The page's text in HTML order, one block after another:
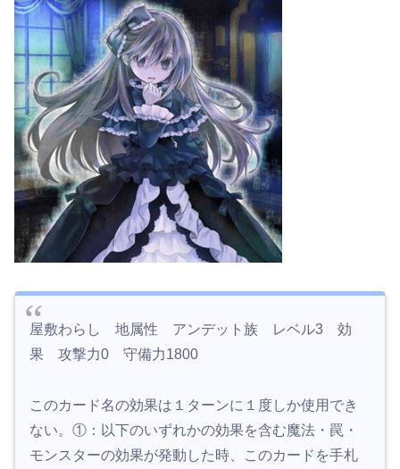
屋敷わらし 地属性 アンデット族 レベル3 効
果 攻撃力0 守備力1800
このカード名の効果は１ターンに１度しか使用でき
ない。①：以下のいずれかの効果を含む魔法・罠・
モンスターの効果が発動した時、このカードを手札